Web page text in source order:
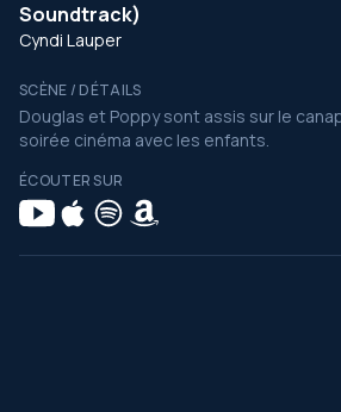
Soundtrack)
Cyndi Lauper
SCÈNE / DÉTAILS
Douglas et Poppy sont assis sur le
soirée cinéma avec les enfants.
ÉCOUTER SUR